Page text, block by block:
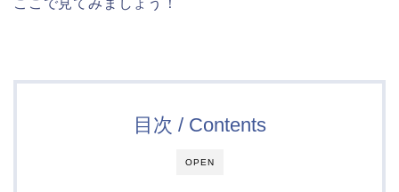
ここで見てみましょう！
OPEN
目次 / Contents